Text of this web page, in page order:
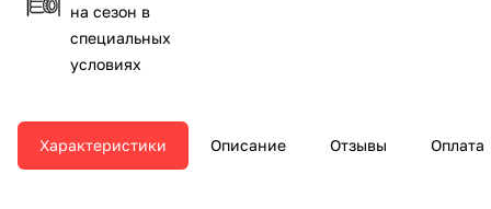
на сезон в
специальных
условиях
Характеристики Описание Отзывы Оплата